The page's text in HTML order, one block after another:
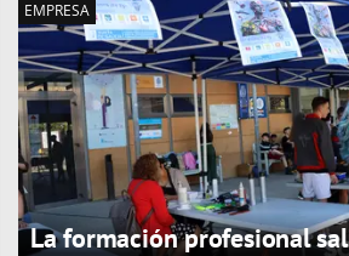
EMPRESA
La formación profesional